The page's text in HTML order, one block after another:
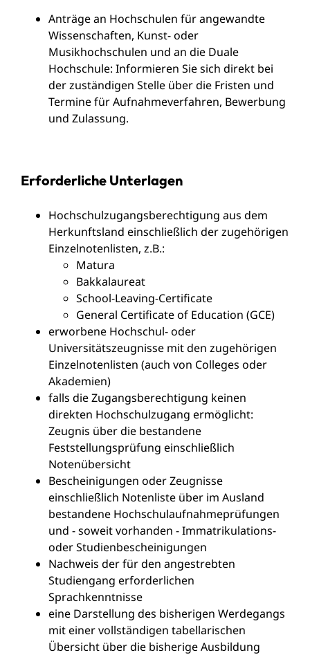
Anträge an Hochschulen für angewandte
Wissenschaften, Kunst- oder
Musikhochschulen und an die Duale
Hochschule: Informieren Sie sich direkt bei
der zuständigen Stelle über die Fristen und
Termine für Aufnahmeverfahren, Bewerbung
und Zulassung.
Erforderliche Unterlagen
Hochschulzugangsberechtigung aus dem
Herkunftsland einschließlich der zugehörigen
Einzelnotenlisten, z.B.:
Matura
Bakkalaureat
School-Leaving-Certificate
General Certificate of Education (GCE)
erworbene Hochschul- oder
Universitätszeugnisse mit den zugehörigen
Einzelnotenlisten (auch von Colleges oder
Akademien)
falls die Zugangsberechtigung keinen
direkten Hochschulzugang ermöglicht:
Zeugnis über die bestandene
Feststellungsprüfung einschließlich
Notenübersicht
Bescheinigungen oder Zeugnisse
einschließlich Notenliste über im Ausland
bestandene Hochschulaufnahmeprüfungen
und - soweit vorhanden - Immatrikulations-
oder Studienbescheinigungen
Nachweis der für den angestrebten
Studiengang erforderlichen
Sprachkenntnisse
eine Darstellung des bisherigen Werdegangs
mit einer vollständigen tabellarischen
Übersicht über die bisherige Ausbildung